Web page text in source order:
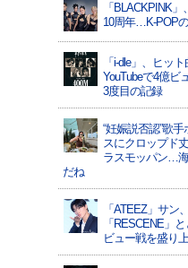
「BLACKPINK
10周年…K-POP
「i-dle」、ヒッ
YouTubeで4億
3度目の記録
“妊娠説否認”歌
スにクロップド
ラスモッパン…
だね
「ATEEZ」サ
「RESCENE」
ビュー戦を盛り